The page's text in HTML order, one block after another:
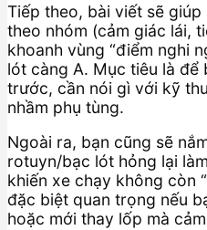
Tiếp theo, bài viết sẽ
theo nhóm (cảm giác lái,
khoanh vùng “điểm nghi
lót càng A. Mục tiêu là để
trước, cần nói gì với kỹ
nhầm phụ tùng.
Ngoài ra, bạn cũng sẽ
rotuyn/bạc lót hỏng lại
khiến xe chạy không còn
đặc biệt quan trọng nếu
hoặc mới thay lốp mà